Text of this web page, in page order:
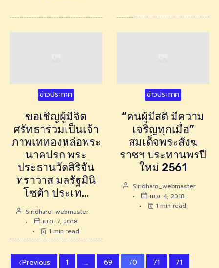
ข่าวประกาศ
ขอเชิญผู้มีจิต
ศรัทธาร่วมเป็นเจ้า
ภาพเททองหล่อพระ
นาคปรก พระ
ประธานวัดสิริจัน
ทราวาส มลรัฐมินิ
โซต้า ประเท…
Siridharo_webmaster
เม.ย. 7, 2018
1 min read
ข่าวประกาศ
“คนผู้มีสติ มีความ
เจริญทุกเมื่อ”
สมเด็จพระสังฆ
ราชฯ ประทานพรปี
ใหม่ 2561
Siridharo_webmaster
เม.ย. 4, 2018
1 min read
Previous 1 … 69 70 71
71